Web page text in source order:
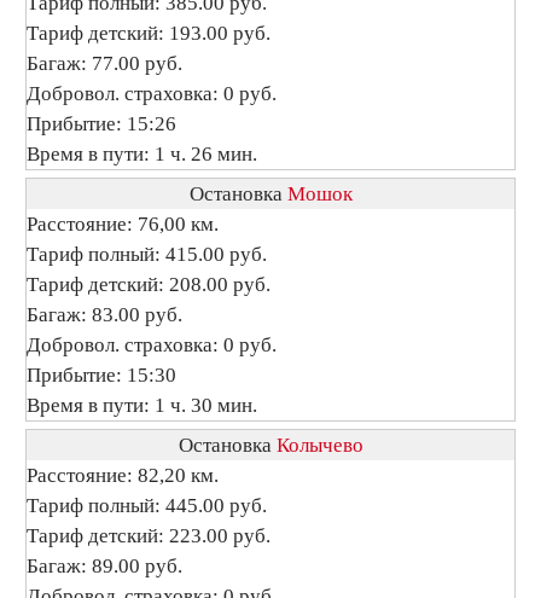
Тариф детский: 193.00 руб.
Багаж: 77.00 руб.
Добровол. страховка: 0 руб.
Прибытие: 15:26
Время в пути: 1 ч. 26 мин.
Остановка Мошок
Расстояние: 76,00 км.
Тариф полный: 415.00 руб.
Тариф детский: 208.00 руб.
Багаж: 83.00 руб.
Добровол. страховка: 0 руб.
Прибытие: 15:30
Время в пути: 1 ч. 30 мин.
Остановка Колычево
Расстояние: 82,20 км.
Тариф полный: 445.00 руб.
Тариф детский: 223.00 руб.
Багаж: 89.00 руб.